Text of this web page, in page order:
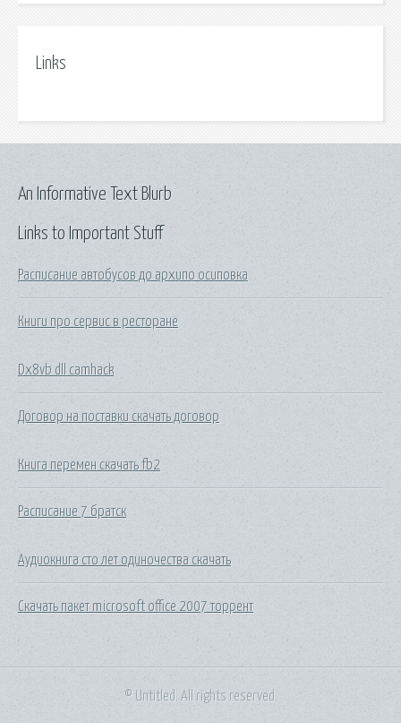
Links
Links to Important Stuff
Расписание автобусов до архипо осиповка
Книги про сервис в ресторане
Dx8vb dll camhack
Договор на поставки скачать договор
Книга перемен скачать fb2
Расписание 7 братск
Аудиокнига сто лет одиночества скачать
Скачать пакет microsoft office 2007 торрент
An Informative Text Blurb
© Untitled. All rights reserved.